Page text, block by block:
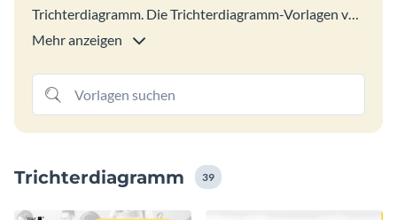
Trichterdiagramm. Die Trichterdiagramm-Vorlagen von
Visme werden für verschiedene Zwecke erstellt, von
Bewerbungen bis hin zur Analyse des
Nutzerverhaltens auf Websites. Finden Sie Ihre
perfekte Trichterdiagramm-Vorlage und laden Sie sie
immer Sie möchten.
Mehr anzeigen
Trichterdiagramm 39